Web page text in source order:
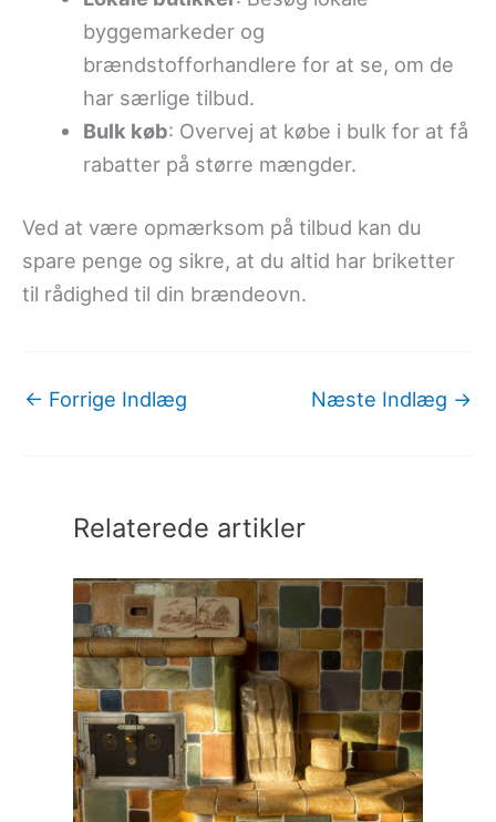
byggemarkeder og
brændstofforhandlere for at se, om de
har særlige tilbud.
Bulk køb: Overvej at købe i bulk for at få
rabatter på større mængder.
Ved at være opmærksom på tilbud kan du
spare penge og sikre, at du altid har briketter
til rådighed til din brændeovn.
← Forrige Indlæg Næste Indlæg →
Relaterede artikler